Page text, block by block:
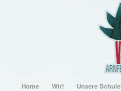
Home Wir! Unsere Schule